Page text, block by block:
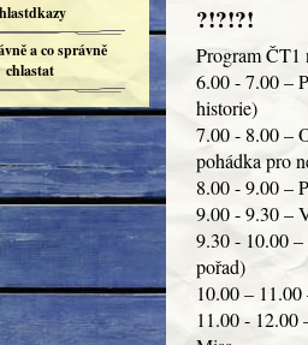
?!?!?!
Program ČT1
6.00 - 7.00 –
historie)
7.00 - 8.00 –
pohádka pro
8.00 - 9.00 –
9.00 - 9.30 –
9.30 - 10.00
pořad)
10.00 –
11.00 - 12.00
a co správně
chlastat